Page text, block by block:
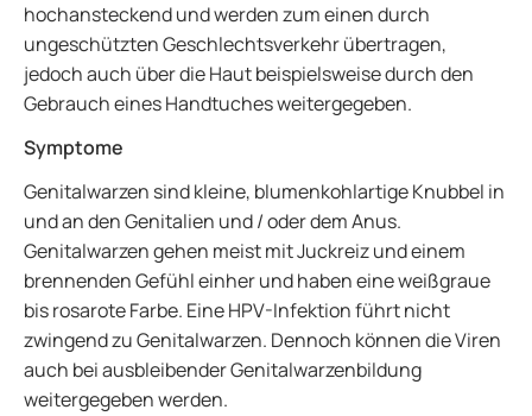
hochansteckend und werden zum einen durch
ungeschützten Geschlechtsverkehr übertragen,
jedoch auch über die Haut beispielsweise durch den
Gebrauch eines Handtuches weitergegeben.
Symptome
Genitalwarzen sind kleine, blumenkohlartige Knubbel in
und an den Genitalien und / oder dem Anus.
Genitalwarzen gehen meist mit Juckreiz und einem
brennenden Gefühl einher und haben eine weißgraue
bis rosarote Farbe. Eine HPV-Infektion führt nicht
zwingend zu Genitalwarzen. Dennoch können die Viren
auch bei ausbleibender Genitalwarzenbildung
weitergegeben werden.